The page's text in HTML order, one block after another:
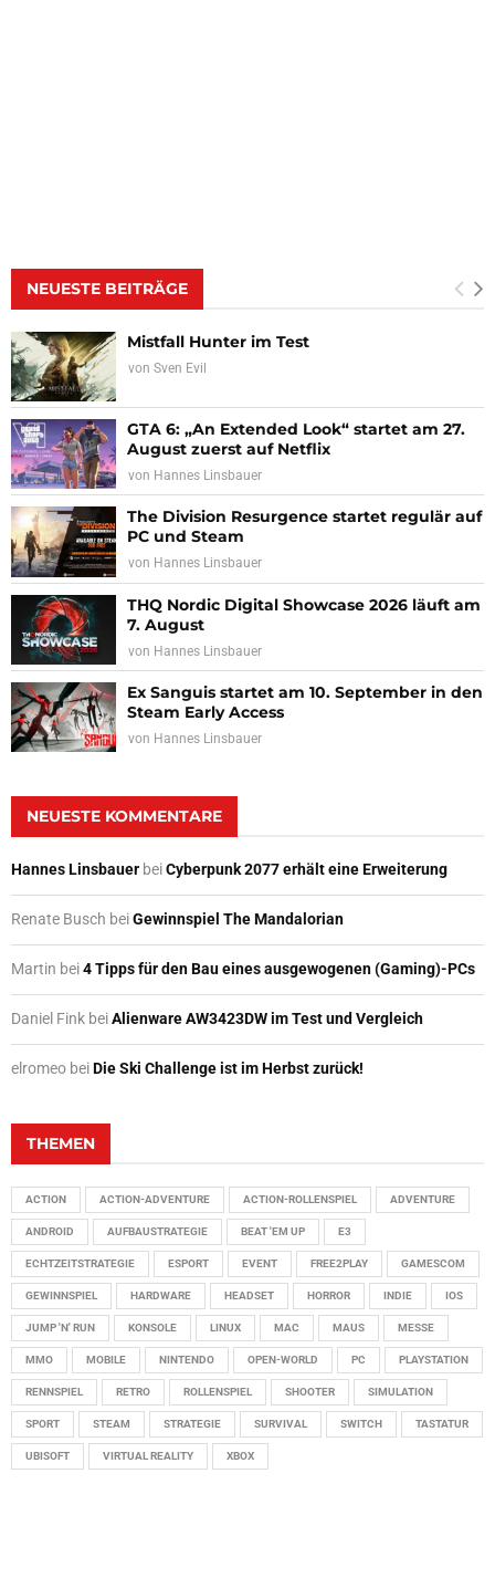
NEUESTE BEITRÄGE
Mistfall Hunter im Test
von Sven Evil
GTA 6: „An Extended Look“ startet am 27.
August zuerst auf Netflix
von Hannes Linsbauer
The Division Resurgence startet regulär auf
PC und Steam
von Hannes Linsbauer
THQ Nordic Digital Showcase 2026 läuft am
7. August
von Hannes Linsbauer
Ex Sanguis startet am 10. September in den
Steam Early Access
von Hannes Linsbauer
NEUESTE KOMMENTARE
Hannes Linsbauer beiCyberpunk 2077 erhält eine Erweiterung
Renate Busch beiGewinnspiel The Mandalorian
Martin bei4 Tipps für den Bau eines ausgewogenen (Gaming)-PCs
Daniel Fink beiAlienware AW3423DW im Test und Vergleich
elromeo beiDie Ski Challenge ist im Herbst zurück!
THEMEN
ACTION ACTION-ADVENTURE ACTION-ROLLENSPIEL ADVENTURE
ANDROID AUFBAUSTRATEGIE BEAT 'EM UP E3
ECHTZEITSTRATEGIE ESPORT EVENT FREE2PLAY GAMESCOM
GEWINNSPIEL HARDWARE HEADSET HORROR INDIE IOS
JUMP 'N' RUN KONSOLE LINUX MAC MAUS MESSE
MMO MOBILE NINTENDO OPEN-WORLD PC PLAYSTATION
RENNSPIEL RETRO ROLLENSPIEL SHOOTER SIMULATION
SPORT STEAM STRATEGIE SURVIVAL SWITCH TASTATUR
UBISOFT VIRTUAL REALITY XBOX